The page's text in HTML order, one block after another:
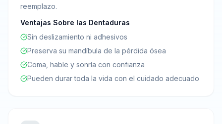
reemplazo.
Ventajas Sobre las Dentaduras
Sin deslizamiento ni adhesivos
Preserva su mandíbula de la pérdida ósea
Coma, hable y sonría con confianza
Pueden durar toda la vida con el cuidado adecuado